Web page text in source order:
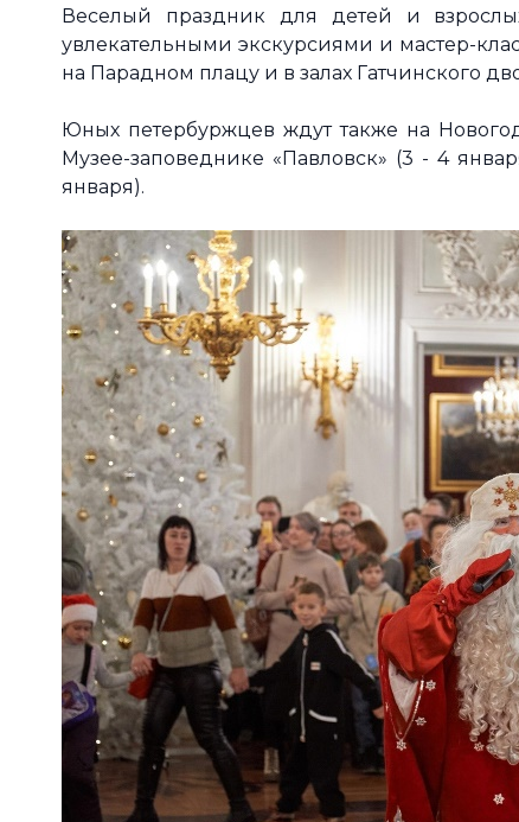
Веселый праздник для детей и
увлекательными экскурсиями и мастер-
на Парадном плацу и в залах Гатчинского
Юных петербуржцев ждут также на
Музее-заповеднике «Павловск» (3 - 4
января).